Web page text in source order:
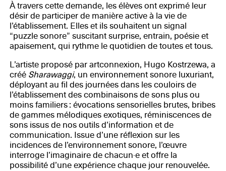
À travers cette demande, les élèves ont exprimé leur
désir de participer de manière active à la vie de
l’établissement. Elles et ils souhaitent un signal
“puzzle sonore” suscitant surprise, entrain, poésie et
apaisement, qui rythme le quotidien de toutes et tous.
L’artiste proposé par artconnexion, Hugo Kostrzewa, a
créé Sharawaggi, un environnement sonore luxuriant,
déployant au fil des journées dans les couloirs de
l’établissement des combinaisons de sons plus ou
moins familiers : évocations sensorielles brutes, bribes
de gammes mélodiques exotiques, réminiscences de
sons issus de nos outils d’information et de
communication. Issue d’une réflexion sur les
incidences de l’environnement sonore, l’œuvre
interroge l’imaginaire de chacun·e et offre la
possibilité d’une expérience chaque jour renouvelée.